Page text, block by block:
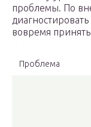
проблемы. По
вовремя
Проблема